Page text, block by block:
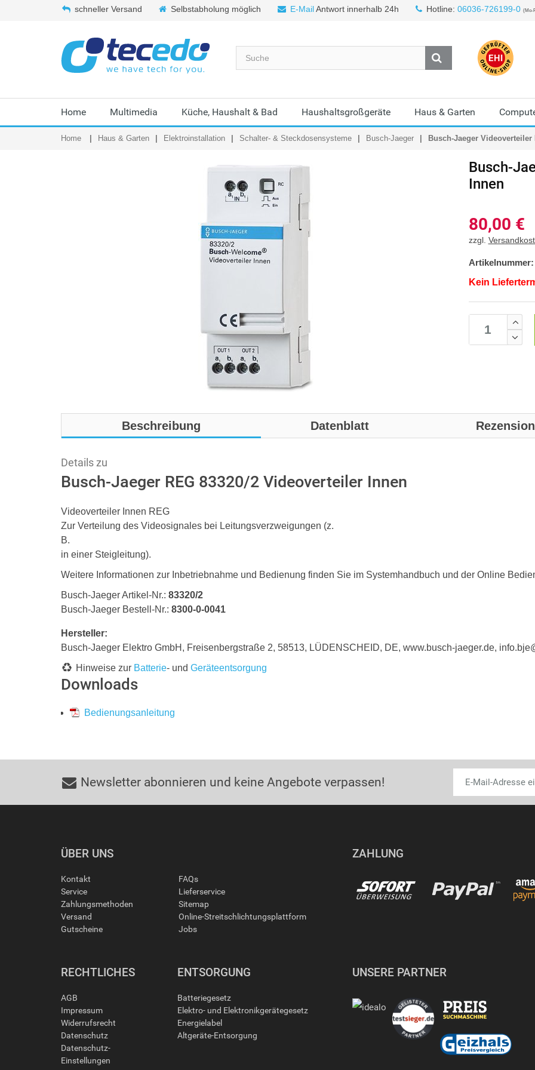
schneller Versand Selbstabholung möglich E-MailAntwort innerhalb 24h Hotline: 06036-726199-0 (Mo-
Home Multimedia Küche, Haushalt & Bad Haushaltsgroßgeräte Haus & Garten
Home Haus & Garten Elektroinstallation Schalter- & Steckdosensysteme Busch-Jaeger Busch-Jaeger Videoverteiler
Busch-
Innen
80,00 €
zzgl.
Artikelnummer:
Kein
Beschreibung Datenblatt
Details zu
Busch-Jaeger REG 83320/2 Videoverteiler Innen
Videoverteiler Innen REG
Zur Verteilung des Videosignales bei Leitungsverzweigungen (z.
B.
in einer Steigleitung).
Weitere Informationen zur Inbetriebnahme und Bedienung finden Sie im Systemhandbuch und der Online
Busch-Jaeger Artikel-Nr.: 83320/2
Busch-Jaeger Bestell-Nr.: 8300-0-0041
Hersteller:
Busch-Jaeger Elektro GmbH, Freisenbergstraße 2, 58513, LÜDENSCHEID, DE, www.busch-jaeger.de,
Hinweise zur Batterie- und Geräteentsorgung
Downloads
Bedienungsanleitung
Newsletter abonnieren und keine Angebote verpassen!
ÜBER UNS
Kontakt
Service
Zahlungsmethoden
Versand
Gutscheine
FAQs
Lieferservice
Sitemap
Online-Streitschlichtungsplattform
Jobs
ZAHLUNG
RECHTLICHES
AGB
Impressum
Widerrufsrecht
Datenschutz
Datenschutz-
Einstellungen
ENTSORGUNG
Batteriegesetz
Elektro- und Elektronikgerätegesetz
Energielabel
Altgeräte-Entsorgung
UNSERE PARTNER